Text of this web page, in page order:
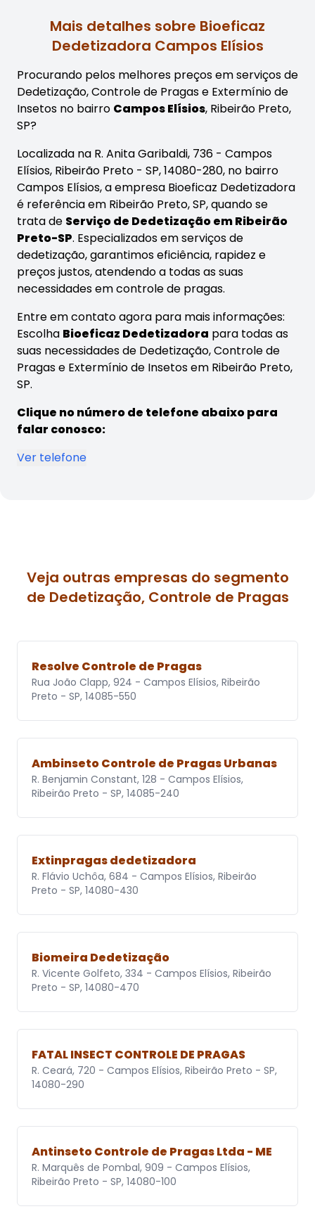
Mais detalhes sobre Bioeficaz
Dedetizadora Campos Elísios
Procurando pelos melhores preços em serviços de
Dedetização, Controle de Pragas e Extermínio de
Insetos no bairro Campos Elísios, Ribeirão Preto,
SP?
Localizada na R. Anita Garibaldi, 736 - Campos
Elísios, Ribeirão Preto - SP, 14080-280, no bairro
Campos Elísios, a empresa Bioeficaz Dedetizadora
é referência em Ribeirão Preto, SP, quando se
trata de Serviço de Dedetização em Ribeirão
Preto-SP. Especializados em serviços de
dedetização, garantimos eficiência, rapidez e
preços justos, atendendo a todas as suas
necessidades em controle de pragas.
Entre em contato agora para mais informações:
Escolha Bioeficaz Dedetizadora para todas as
suas necessidades de Dedetização, Controle de
Pragas e Extermínio de Insetos em Ribeirão Preto,
SP.
Clique no número de telefone abaixo para
falar conosco:
Ver telefone
Veja outras empresas do segmento
de Dedetização, Controle de Pragas
Resolve Controle de Pragas
Rua João Clapp, 924 - Campos Elísios, Ribeirão
Preto - SP, 14085-550
Ambinseto Controle de Pragas Urbanas
R. Benjamin Constant, 128 - Campos Elísios,
Ribeirão Preto - SP, 14085-240
Extinpragas dedetizadora
R. Flávio Uchôa, 684 - Campos Elísios, Ribeirão
Preto - SP, 14080-430
Biomeira Dedetização
R. Vicente Golfeto, 334 - Campos Elísios, Ribeirão
Preto - SP, 14080-470
FATAL INSECT CONTROLE DE PRAGAS
R. Ceará, 720 - Campos Elísios, Ribeirão Preto - SP,
14080-290
Antinseto Controle de Pragas Ltda - ME
R. Marquês de Pombal, 909 - Campos Elísios,
Ribeirão Preto - SP, 14080-100